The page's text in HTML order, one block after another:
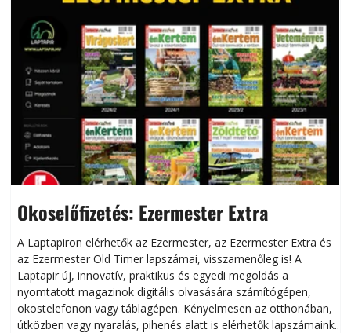
Okoselőfizetés: Ezermester Extra
A Laptapiron elérhetők az Ezermester, az Ezermester Extra és
az Ezermester Old Timer lapszámai, visszamenőleg is! A
Laptapir új, innovatív, praktikus és egyedi megoldás a
nyomtatott magazinok digitális olvasására számítógépen,
okostelefonon vagy táblagépen. Kényelmesen az otthonában,
útközben vagy nyaralás, pihenés alatt is elérhetők lapszámaink.